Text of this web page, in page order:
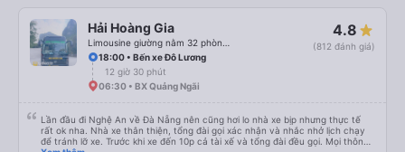
Hải Hoàng Gia 4.8
(812 đánh giá)
18:00 • Bến xe Đô Lương
12 giờ 30 phút
06:30 • BX Quảng Ngãi
Lần đầu đi Nghệ An về Đà Nẵng nên cũng hơi lo nhà xe bịp nhưng thực tế
rất ok nha. Nhà xe thân thiện, tổng đài gọi xác nhận và nhắc nhở lịch chạy
để tránh lỡ xe. Trước khi xe đến 10p cả tài xế và tổng đài đều gọi. Mọi thông